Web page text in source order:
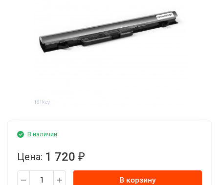
В наличии
Цена: 1 720 ₽
В корзину